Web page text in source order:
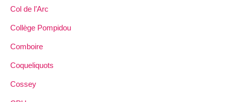
Col de l’Arc
Collège Pompidou
Comboire
Coqueliquots
Cossey